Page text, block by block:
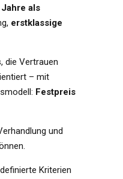
als
erstklassige
die Vertrauen
– mit
Festpreis
und
Kriterien